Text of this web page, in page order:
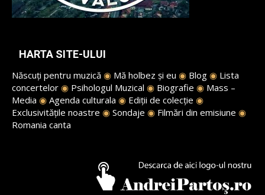
HARTA SITE-ULUI
Născuți pentru muzică ◉ Mă holbez și eu ◉ Blog ◉ Lista
concertelor ◉ Psihologul Muzical ◉ Biografie ◉ Mass –
Media ◉ Agenda culturala ◉ Ediții de colecție ◉
Exclusivitățile noastre ◉ Sondaje ◉ Filmări din emisiune ◉
Romania canta